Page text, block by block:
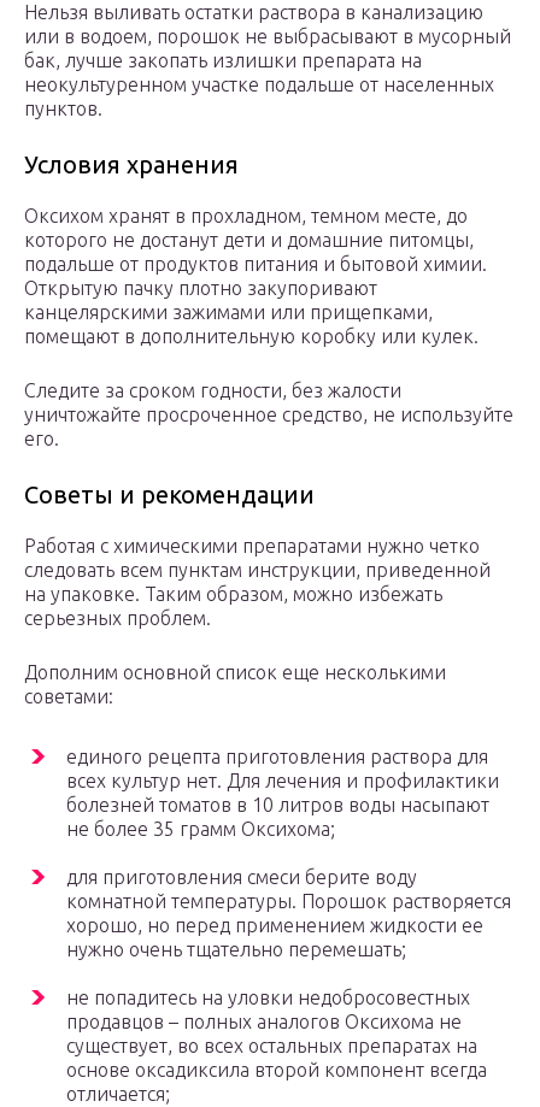
Нельзя выливать остатки раствора в канализацию
или в водоем, порошок не выбрасывают в мусорный
бак, лучше закопать излишки препарата на
неокультуренном участке подальше от населенных
пунктов.
Условия хранения
Оксихом хранят в прохладном, темном месте, до
которого не достанут дети и домашние питомцы,
подальше от продуктов питания и бытовой химии.
Открытую пачку плотно закупоривают
канцелярскими зажимами или прищепками,
помещают в дополнительную коробку или кулек.
Следите за сроком годности, без жалости
уничтожайте просроченное средство, не используйте
его.
Советы и рекомендации
Работая с химическими препаратами нужно четко
следовать всем пунктам инструкции, приведенной
на упаковке. Таким образом, можно избежать
серьезных проблем.
Дополним основной список еще несколькими
советами:
единого рецепта приготовления раствора для
всех культур нет. Для лечения и профилактики
болезней томатов в 10 литров воды насыпают
не более 35 грамм Оксихома;
для приготовления смеси берите воду
комнатной температуры. Порошок растворяется
хорошо, но перед применением жидкости ее
нужно очень тщательно перемешать;
не попадитесь на уловки недобросовестных
продавцов – полных аналогов Оксихома не
существует, во всех остальных препаратах на
основе оксадиксила второй компонент всегда
отличается;